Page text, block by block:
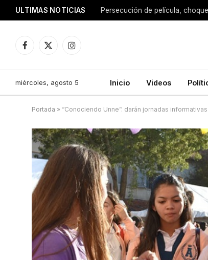
ULTIMAS NOTICIAS Persecución de película,
Facebook
X
Instagram
miércoles, agosto 5 Inicio Videos
Portada » “Conociendo Unne”: darán jornadas